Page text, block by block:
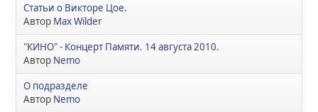
Статьи о Викторе Цое.
Автор Max Wilder
"КИНО" - Концерт Памяти. 14 августа 2010.
Автор Nemo
О подразделе
Автор Nemo